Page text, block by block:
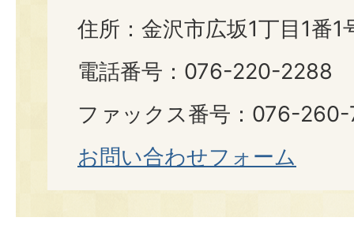
住所：金沢市広坂1丁目1番1
電話番号：076-220-2288
ファックス番号：076-
お問い合わせフォーム